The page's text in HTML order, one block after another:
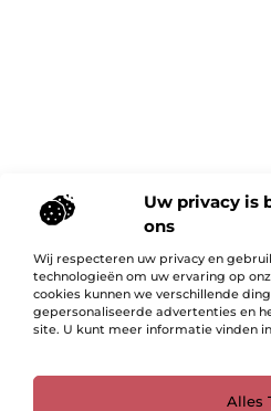
Uw privacy is
ons
Wij respecteren uw privacy en
technologieën om uw ervaring op
cookies kunnen we verschillende
gepersonaliseerde advertenties en
site. U kunt meer informatie vinden
Alles